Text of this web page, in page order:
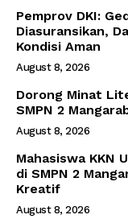
Pemprov DKI:
Diasuransikan,
Kondisi Aman
August 8, 2026
Dorong Minat
SMPN 2
August 8, 2026
Mahasiswa KKN
di SMPN 2
Kreatif
August 8, 2026